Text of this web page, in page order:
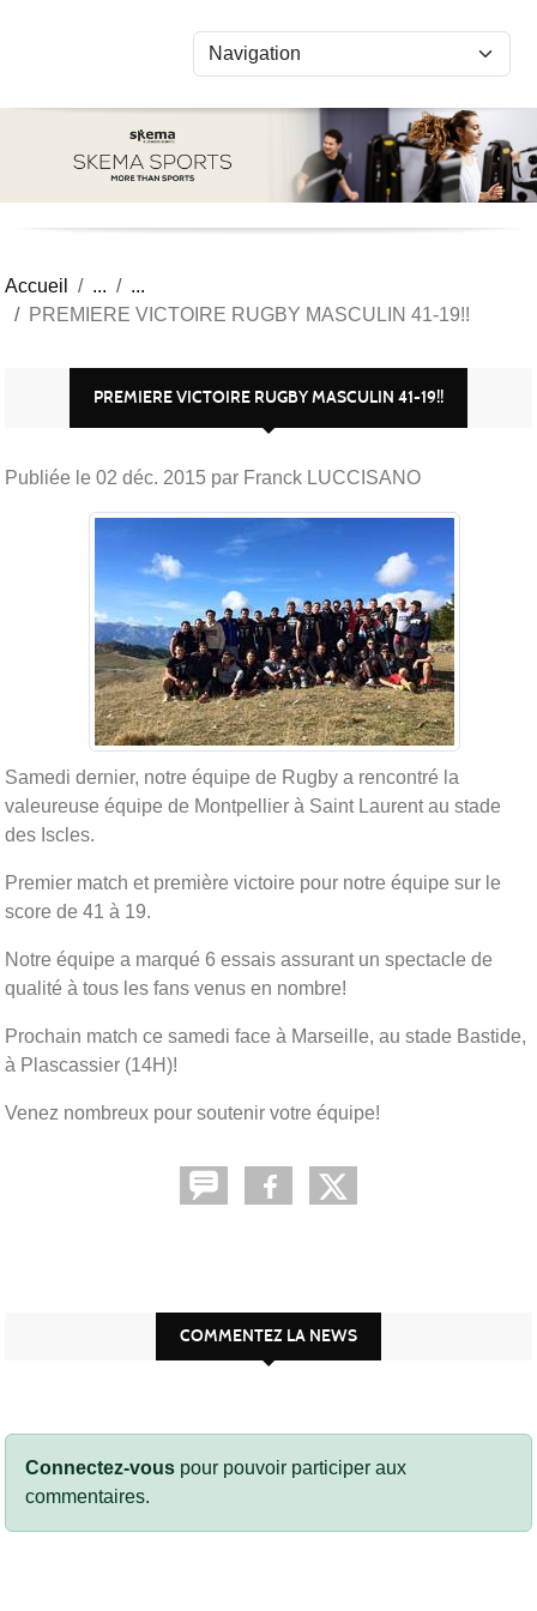
Accueil
PREMIERE VICTOIRE RUGBY MASCULIN 41-19!!
PREMIERE VICTOIRE RUGBY MASCULIN 41-19!!
Publiée le 02 déc. 2015 par Franck LUCCISANO
Samedi dernier, notre équipe de Rugby a rencontré la
valeureuse équipe de Montpellier à Saint Laurent au stade
des Iscles.
Premier match et première victoire pour notre équipe sur le
score de 41 à 19.
Notre équipe a marqué 6 essais assurant un spectacle de
qualité à tous les fans venus en nombre!
Prochain match ce samedi face à Marseille, au stade Bastide,
à Plascassier (14H)!
Venez nombreux pour soutenir votre équipe!
COMMENTEZ LA NEWS
Connectez-vous pour pouvoir participer aux
commentaires.